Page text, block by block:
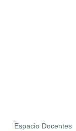
Espacio Docentes